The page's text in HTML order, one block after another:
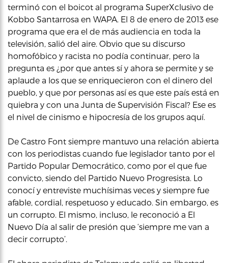
terminó con el boicot al programa SuperXclusivo de
Kobbo Santarrosa en WAPA. El 8 de enero de 2013 ese
programa que era el de más audiencia en toda la
televisión, salió del aire. Obvio que su discurso
homofóbico y racista no podía continuar, pero la
pregunta es ¿por que antes sí y ahora se permite y se
aplaude a los que se enriquecieron con el dinero del
pueblo, y que por personas así es que este país está en
quiebra y con una Junta de Supervisión Fiscal? Ese es
el nivel de cinismo e hipocresía de los grupos aquí.
De Castro Font siempre mantuvo una relación abierta
con los periodistas cuando fue legislador tanto por el
Partido Popular Democrático, como por el que fue
convicto, siendo del Partido Nuevo Progresista. Lo
conocí y entreviste muchísimas veces y siempre fue
afable, cordial, respetuoso y educado. Sin embargo, es
un corrupto. El mismo, incluso, le reconoció a El
Nuevo Día al salir de presión que ‘siempre me van a
decir corrupto’.